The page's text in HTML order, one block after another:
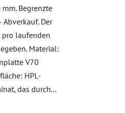
mm. Begrenzte
Abverkauf. Der
pro laufenden
Material:
V70
HPL-
das durch...